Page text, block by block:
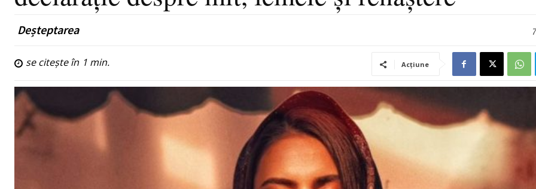
Deșteptarea
se citește în 1 min. Acțiune